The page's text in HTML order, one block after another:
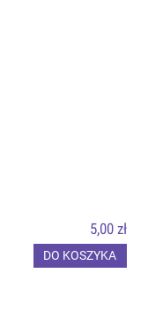
5,00 zł
DO KOSZYKA